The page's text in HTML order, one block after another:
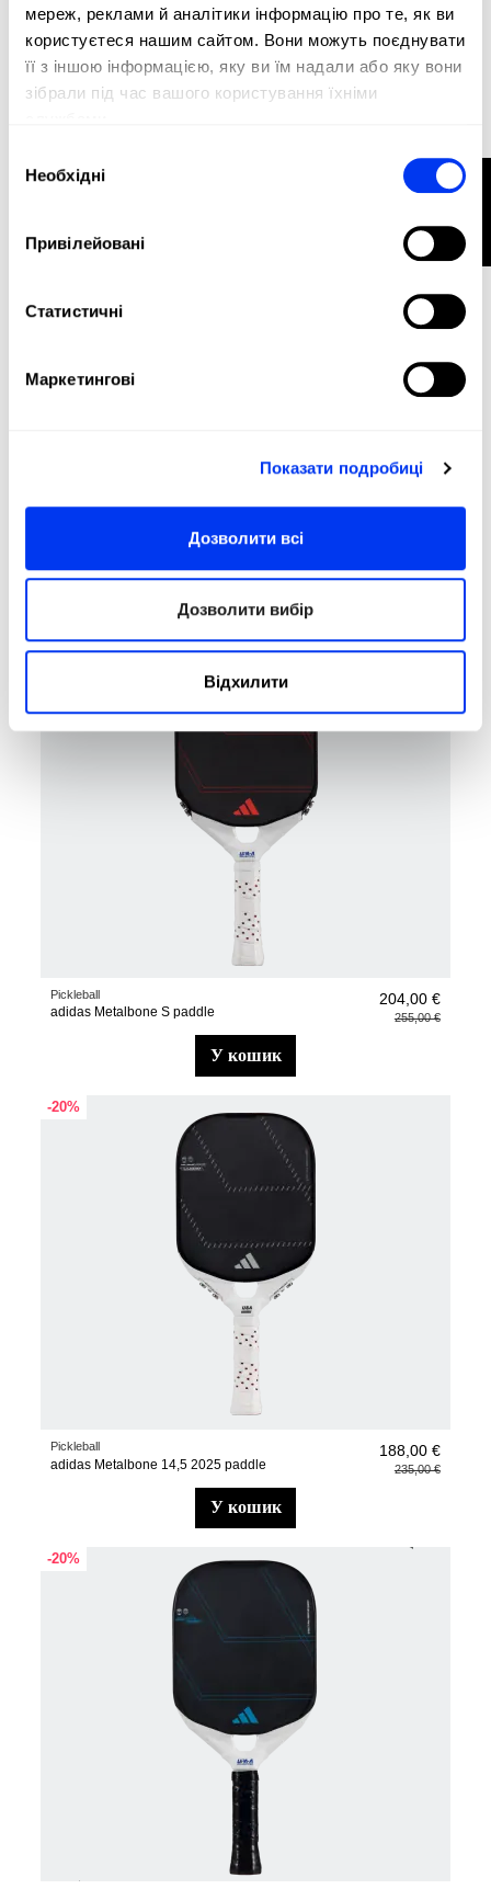
мереж, реклами й аналітики інформацію про те, як ви
користуєтеся нашим сайтом. Вони можуть поєднувати
її з іншою інформацією, яку ви їм надали або яку вони
зібрали під час вашого користування їхніми
згоди
Необхідні
Привілейовані
Статистичні
Маркетингові
Показати подробиці
Дозволити всі
Дозволити вибір
Відхилити
METALBONE PICKLEBALL
у кошик
-20%
Pickleball
adidas Metalbone S paddle
204,00 €
255,00 €
у кошик
-20%
Pickleball
adidas Metalbone 14,5 2025 paddle
188,00 €
235,00 €
у кошик
-20%